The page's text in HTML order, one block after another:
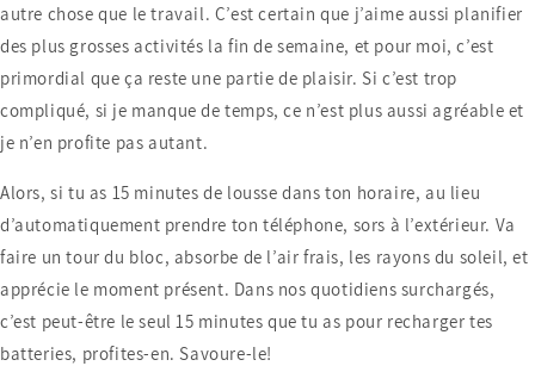
autre chose que le travail. C’est certain que j’aime aussi planifier
des plus grosses activités la fin de semaine, et pour moi, c’est
primordial que ça reste une partie de plaisir. Si c’est trop
compliqué, si je manque de temps, ce n’est plus aussi agréable et
je n’en profite pas autant.
Alors, si tu as 15 minutes de lousse dans ton horaire, au lieu
d’automatiquement prendre ton téléphone, sors à l’extérieur. Va
faire un tour du bloc, absorbe de l’air frais, les rayons du soleil, et
apprécie le moment présent. Dans nos quotidiens surchargés,
c’est peut-être le seul 15 minutes que tu as pour recharger tes
batteries, profites-en. Savoure-le!